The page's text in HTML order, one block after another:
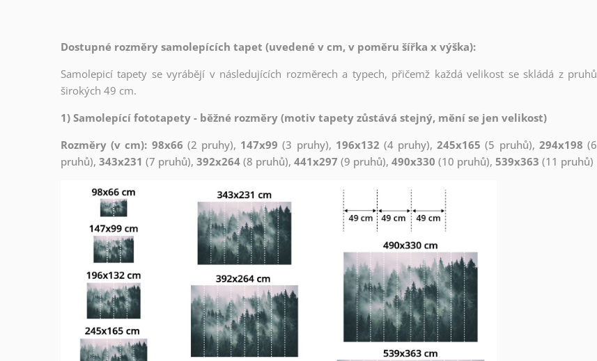
Dostupné rozměry samolepících tapet (uvedené v cm, v poměru šířka x výška):
Samolepicí tapety se vyrábějí v následujících rozměrech a typech, přičemž každá velikost se skládá z pruhů
širokých 49 cm.
1) Samolepící fototapety - běžné rozměry (motiv tapety zůstává stejný, mění se jen velikost)
Rozměry (v cm): 98x66 (2 pruhy), 147x99 (3 pruhy), 196x132 (4 pruhy),245x165 (5 pruhů), 294x198 (6
pruhů), 343x231 (7 pruhů), 392x264 (8 pruhů), 441x297 (9 pruhů), 490x330 (10 pruhů), 539x363 (11 pruhů)